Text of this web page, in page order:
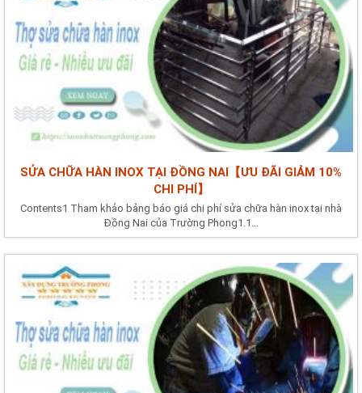
SỬA CHỮA HÀN INOX TẠI ĐỒNG NAI【ƯU ĐÃI GIẢM 10%
CHI PHÍ】
Contents1 Tham khảo bảng báo giá chi phí sửa chữa hàn inox tại nhà
Đồng Nai của Trường Phong1.1...